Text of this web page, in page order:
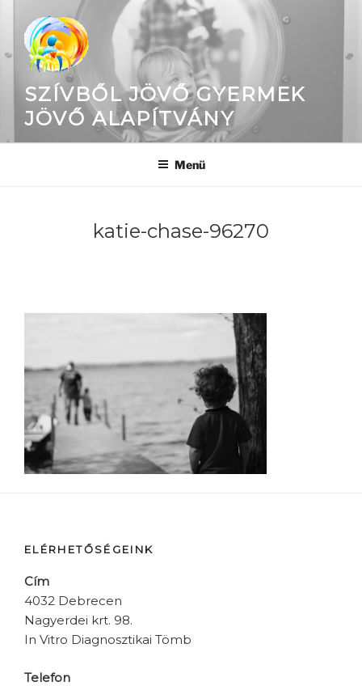
SZÍVBŐL JÖVŐ GYERMEK
JÖVŐ ALAPÍTVÁNY
Menü
katie-chase-96270
ELÉRHETŐSÉGEINK
Cím
4032 Debrecen
Nagyerdei krt. 98.
In Vitro Diagnosztikai Tömb
Telefon